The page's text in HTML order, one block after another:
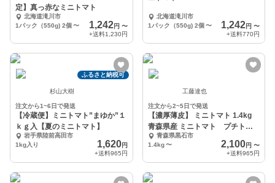
定】真っ赤なミニトマト
北海道滝川市
1パック（550g) 2個 〜 1,242円 〜
+送料1,230円
北海道滝川市
1パック（550g) 2個 〜 1,242円 〜
+送料770円
ふるさと納税可
杉山大樹
注文から1~6日で発送
【冷蔵便】ミニトマト”まゆか”１
ｋｇ入【夏のミニトマト】
岩手県陸前高田市
1kg入り
1,620円
+送料965円
工藤達也
注文から2~5日で発送
【濃厚薄皮】 ミニトマト 1.4kg
青森県産 ミニトマト プチトマ
ト 青森県黒石市
1.4kg 〜 2,100円 〜
+送料965円